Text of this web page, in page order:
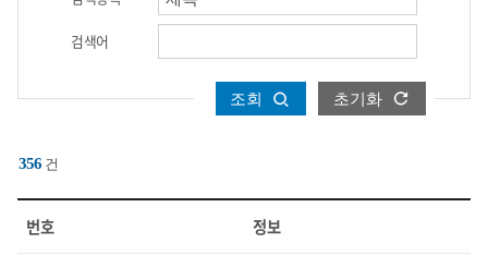
검색어
조회 초기화
356 건
상담
리스트
화면
번호 정보